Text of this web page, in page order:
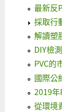
最新反
採取行
解讀塑
DIY檢
PVC的
國際公
2019年
從環境